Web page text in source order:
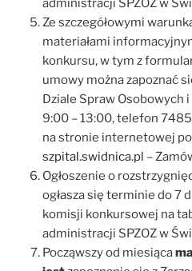
administracji SPZOZ w
Ze szczegółowymi
materiałami
konkursu, w tym z
umowy można zapoznać
Dziale Spraw Osobowych
9:00 – 13:00, telefon
na stronie internetowej
szpital.swidnica.pl –
Ogłoszenie o
ogłasza się terminie do 7
komisji konkursowej na
administracji SPZOZ w
Począwszy od miesiąca